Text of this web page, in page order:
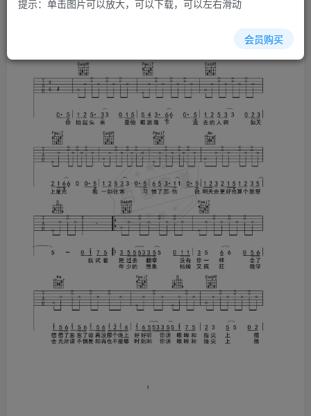
提示：单击图片可以放大，可以下载，可以左右滑动
会员购买